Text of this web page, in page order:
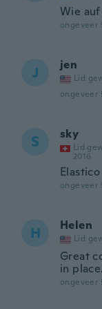
Wie
ongeveer
J jen
Lid
ongeveer
S sky
Lid
2016
ongeveer
H Helen
Lid
Great
in place.
ongeveer